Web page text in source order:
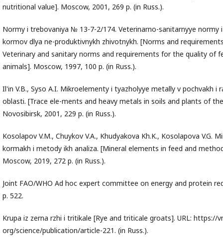
nutritional value]. Moscow, 2001, 269 p. (in Russ.).
Normy i trebovaniya № 13-7-2/174. Veterinarno-sanitarnyye normy
kormov dlya ne-produktivnykh zhivotnykh. [Norms and
Veterinary and sanitary norms and requirements for the quality of
animals]. Moscow, 1997, 100 p. (in Russ.).
Il'in V.B., Syso A.I. Mikroelementy i tyazholyye metally v pochvakh i
oblasti. [Trace ele-ments and heavy metals in soils and plants of
Novosibirsk, 2001, 229 p. (in Russ.).
Kosolapov V.M., Chuykov V.A., Khudyakova Kh.K., Kosolapova V.G.
kormakh i metody ikh analiza. [Mineral elements in feed and
Moscow, 2019, 272 p. (in Russ.).
Joint FAO/WHO Ad hoc expert committee on energy and protein
p. 522.
Krupa iz zerna rzhi i tritikale [Rye and triticale groats]. URL: https://
org/science/publication/article-221. (in Russ.).